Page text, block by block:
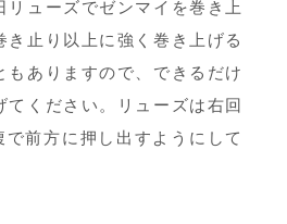
ューズでゼンマイを巻き上
き止り以上に強く巻き上げる
もありますので、できるだけ
てください。リューズは右回
前方に押し出すようにして